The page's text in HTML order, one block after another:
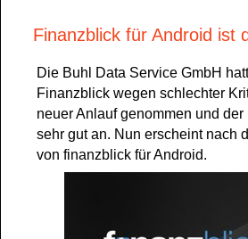
Finanzblick für Android ist
Die Buhl Data Service GmbH
Finanzblick wegen schlechter
neuer Anlauf genommen und
sehr gut an. Nun erscheint nach
von finanzblick für Android.